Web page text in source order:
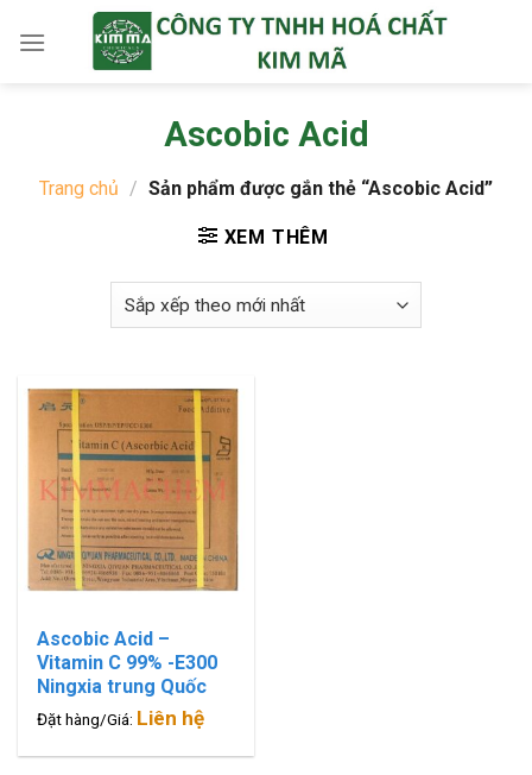
Ascobic Acid
Trang chủ / Sản phẩm được gắn thẻ “Ascobic Acid”
XEM THÊM
Ascobic Acid –
Vitamin C 99% -E300
Ningxia trung Quốc
Đặt hàng/Giá: Liên hệ